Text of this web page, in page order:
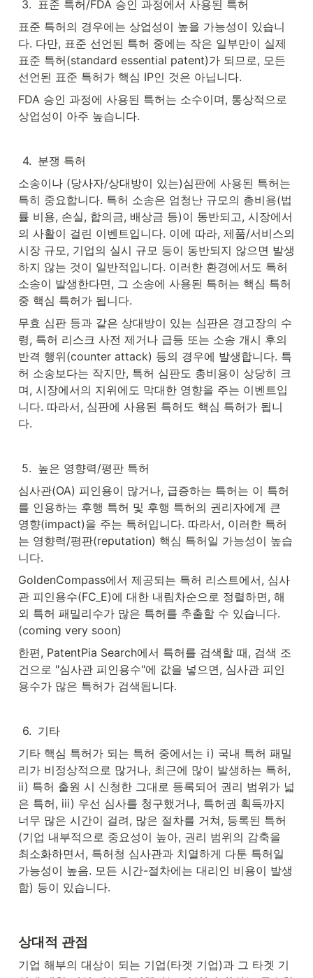
3. 표준 특허/FDA 승인 과정에서 사용된 특허
표준 특허의 경우에는 상업성이 높을 가능성이 있습니
다. 다만, 표준 선언된 특허 중에는 작은 일부만이 실제
표준 특허(standard essential patent)가 되므로, 모든
선언된 표준 특허가 핵심 IP인 것은 아닙니다.
FDA 승인 과정에 사용된 특허는 소수이며, 통상적으로
상업성이 아주 높습니다.
4. 분쟁 특허
소송이나 (당사자/상대방이 있는)심판에 사용된 특허는
특히 중요합니다. 특허 소송은 엄청난 규모의 총비용(법
률 비용, 손실, 합의금, 배상금 등)이 동반되고, 시장에서
의 사활이 걸린 이벤트입니다. 이에 따라, 제품/서비스의
시장 규모, 기업의 실시 규모 등이 동반되지 않으면 발생
하지 않는 것이 일반적입니다. 이러한 환경에서도 특허
소송이 발생한다면, 그 소송에 사용된 특허는 핵심 특허
중 핵심 특허가 됩니다.
무효 심판 등과 같은 상대방이 있는 심판은 경고장의 수
령, 특허 리스크 사전 제거나 급등 또는 소송 개시 후의
반격 행위(counter attack) 등의 경우에 발생합니다. 특
허 소송보다는 작지만, 특허 심판도 총비용이 상당히 크
며, 시장에서의 지위에도 막대한 영향을 주는 이벤트입
니다. 따라서, 심판에 사용된 특허도 핵심 특허가 됩니
다.
5. 높은 영향력/평판 특허
심사관(OA) 피인용이 많거나, 급증하는 특허는 이 특허
를 인용하는 후행 특허 및 후행 특허의 권리자에게 큰
영향(impact)을 주는 특허입니다. 따라서, 이러한 특허
는 영향력/평판(reputation) 핵심 특허일 가능성이 높습
니다.
GoldenCompass에서 제공되는 특허 리스트에서, 심사
관 피인용수(FC_E)에 대한 내림차순으로 정렬하면, 해
외 특허 패밀리수가 많은 특허를 추출할 수 있습니다.
(coming very soon)
한편, PatentPia Search에서 특허를 검색할 때, 검색 조
건으로 "심사관 피인용수"에 값을 넣으면, 심사관 피인
용수가 많은 특허가 검색됩니다.
6. 기타
기타 핵심 특허가 되는 특허 중에서는 i) 국내 특허 패밀
리가 비정상적으로 많거나, 최근에 많이 발생하는 특허,
ii) 특허 출원 시 신청한 그대로 등록되어 권리 범위가 넓
은 특허, iii) 우선 심사를 청구했거나, 특허권 획득까지
너무 많은 시간이 걸려, 많은 절차를 거쳐, 등록된 특허
(기업 내부적으로 중요성이 높아, 권리 범위의 감축을
최소화하면서, 특허청 심사관과 치열하게 다툰 특허일
가능성이 높음. 모든 시간-절차에는 대리인 비용이 발생
함) 등이 있습니다.
상대적 관점
기업 해부의 대상이 되는 기업(타겟 기업)과 그 타겟 기